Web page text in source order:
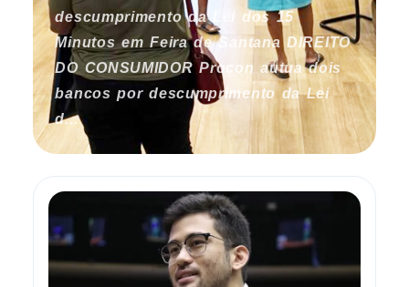
descumprimento da Lei dos 15
Minutos em Feira de Santana DIREITO
DO CONSUMIDOR Procon autua dois
bancos por descumprimento da Lei
d...